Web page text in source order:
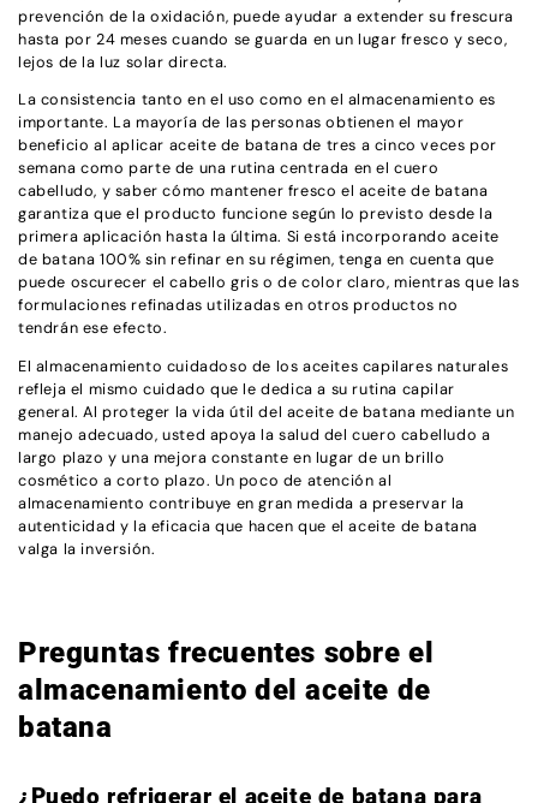
prevención de la oxidación, puede ayudar a extender su frescura
hasta por 24 meses cuando se guarda en un lugar fresco y seco,
lejos de la luz solar directa.
La consistencia tanto en el uso como en el almacenamiento es
importante. La mayoría de las personas obtienen el mayor
beneficio al aplicar aceite de batana de tres a cinco veces por
semana como parte de una rutina centrada en el cuero
cabelludo, y saber cómo mantener fresco el aceite de batana
garantiza que el producto funcione según lo previsto desde la
primera aplicación hasta la última. Si está incorporando aceite
de batana 100% sin refinar en su régimen, tenga en cuenta que
puede oscurecer el cabello gris o de color claro, mientras que las
formulaciones refinadas utilizadas en otros productos no
tendrán ese efecto.
El almacenamiento cuidadoso de los aceites capilares naturales
refleja el mismo cuidado que le dedica a su rutina capilar
general. Al proteger la vida útil del aceite de batana mediante un
manejo adecuado, usted apoya la salud del cuero cabelludo a
largo plazo y una mejora constante en lugar de un brillo
cosmético a corto plazo. Un poco de atención al
almacenamiento contribuye en gran medida a preservar la
autenticidad y la eficacia que hacen que el aceite de batana
valga la inversión.
Preguntas frecuentes sobre el
almacenamiento del aceite de
batana
¿Puedo refrigerar el aceite de batana para